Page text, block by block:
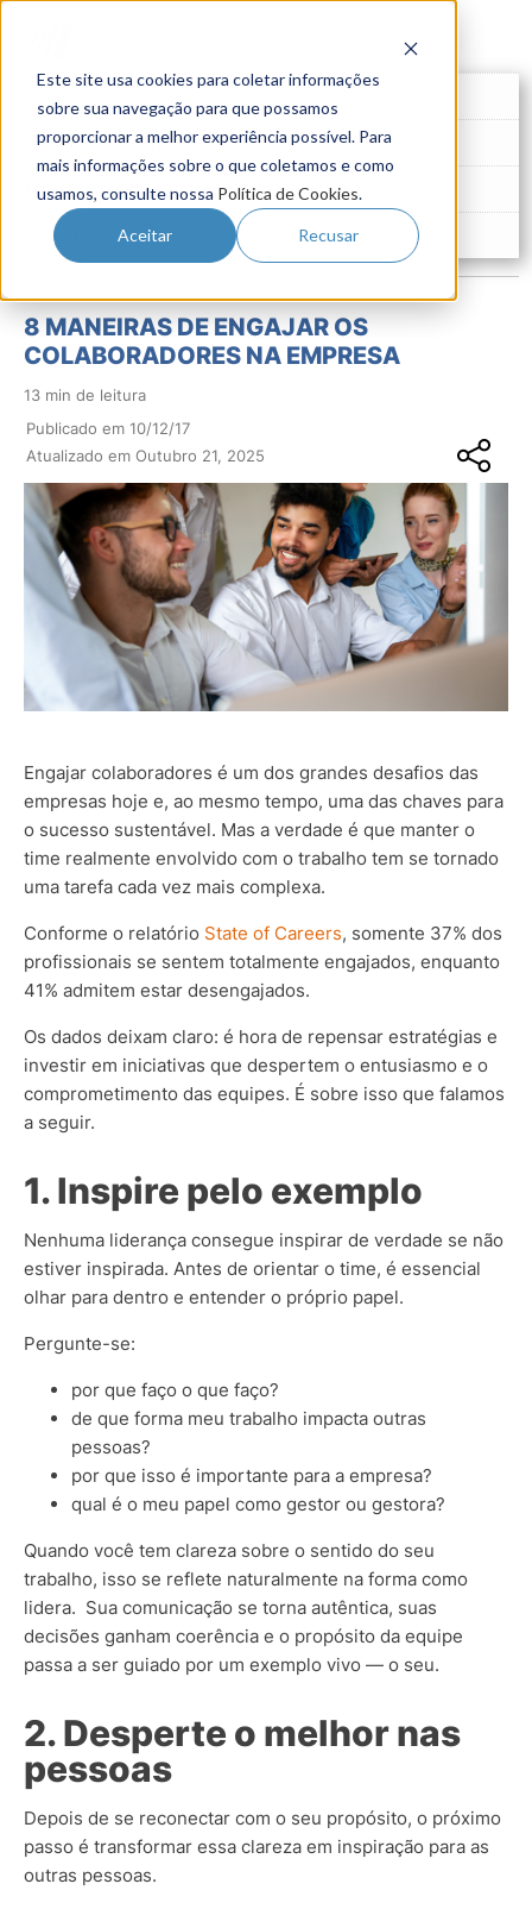
Este site usa cookies para coletar informações
sobre sua navegação para que possamos
proporcionar a melhor experiência possível. Para
mais informações sobre o que coletamos e como
usamos, consulte nossa Política de Cookies.
Aceitar Recusar
Gestão de Talentos
Novo Emprego
Pesquisas
8 MANEIRAS DE ENGAJAR OS
COLABORADORES NA EMPRESA
13 min de leitura
Publicado em 10/12/17
Atualizado em Outubro 21, 2025
Engajar colaboradores é um dos grandes desafios das
empresas hoje e, ao mesmo tempo, uma das chaves para
o sucesso sustentável. Mas a verdade é que manter o
time realmente envolvido com o trabalho tem se tornado
uma tarefa cada vez mais complexa.
Conforme o relatório State of Careers, somente 37% dos
profissionais se sentem totalmente engajados, enquanto
41% admitem estar desengajados.
Os dados deixam claro: é hora de repensar estratégias e
investir em iniciativas que despertem o entusiasmo e o
comprometimento das equipes. É sobre isso que falamos
a seguir.
1. Inspire pelo exemplo
Nenhuma liderança consegue inspirar de verdade se não
estiver inspirada. Antes de orientar o time, é essencial
olhar para dentro e entender o próprio papel.
Pergunte-se:
por que faço o que faço?
de que forma meu trabalho impacta outras
pessoas?
por que isso é importante para a empresa?
qual é o meu papel como gestor ou gestora?
Quando você tem clareza sobre o sentido do seu
trabalho, isso se reflete naturalmente na forma como
lidera. Sua comunicação se torna autêntica, suas
decisões ganham coerência e o propósito da equipe
passa a ser guiado por um exemplo vivo — o seu.
2. Desperte o melhor nas
pessoas
Depois de se reconectar com o seu propósito, o próximo
passo é transformar essa clareza em inspiração para as
outras pessoas.